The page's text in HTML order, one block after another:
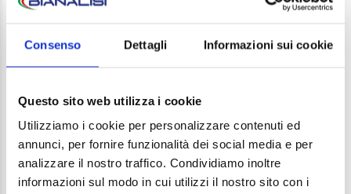
Consenso Dettagli Informazioni sui cookie
Questo sito web utilizza i cookie
Utilizziamo i cookie per personalizzare contenuti ed
annunci, per fornire funzionalità dei social media e per
analizzare il nostro traffico. Condividiamo inoltre
informazioni sul modo in cui utilizzi il nostro sito con i
LEAVE A REPLY
Your email address will not be published. Required
fields are marked *